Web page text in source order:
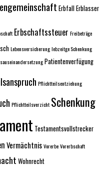
ErbfallErblasser
Erbschaftssteuer Freibeträge
Lebensversicherunglebzeitge Schenkung
Patientenverfügung
Pflichtteilsentziehung
Pflichtteilsverzicht Schenkung
Testamentsvollstrecker
VermächtnisVorerbeVorerbschaft
Wohnrecht